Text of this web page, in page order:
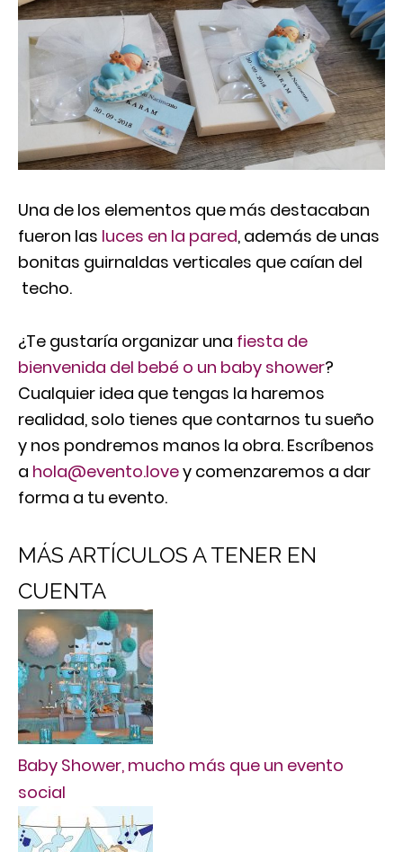
Una de los elementos que más destacaban
fueron las luces en la pared, además de unas
bonitas guirnaldas verticales que caían del
techo.
¿Te gustaría organizar una fiesta de
bienvenida del bebé o un baby shower?
Cualquier idea que tengas la haremos
realidad, solo tienes que contarnos tu sueño
y nos pondremos manos la obra. Escríbenos
a hola@evento.lovey comenzaremos a dar
forma a tu evento.
MÁS ARTÍCULOS A TENER EN
CUENTA
Baby Shower, mucho más que un evento
social